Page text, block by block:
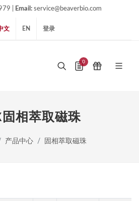
| Email:service@beaverbio.com
文 EN 登录
0
相萃取磁珠
产品中心 固相萃取磁珠